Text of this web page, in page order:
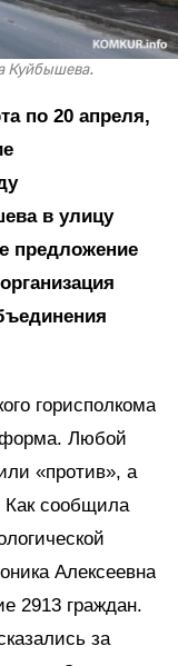
Куйбышева.
по 20 апреля,
в улицу
предложение
горисполкома
форма. Любой
«против», а
Как сообщила
Алексеевна
2913 граждан.
за